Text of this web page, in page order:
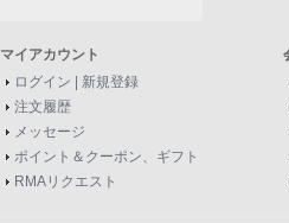
マイアカウント
ログイン
新規登録
注文履歴
メッセージ
ポイント＆クーポン、ギフト
RMAリクエスト